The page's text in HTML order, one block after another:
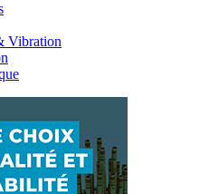
Vibration